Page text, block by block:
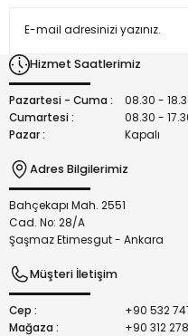
Ürün açıklamasında
Bu ürüne benzer farklı
Hizmet Saatlerimiz
Pazartesi - Cuma :
08.30 -
Cumartesi :
08.30 -
Pazar :
Kapalı
Adres Bilgilerimiz
Bahçekapı Mah. 2551
Cad. No: 28/A
Şaşmaz Etimesgut - Ankara
Müşteri İletişim
Cep :
+90 532
Mağaza :
+90 312